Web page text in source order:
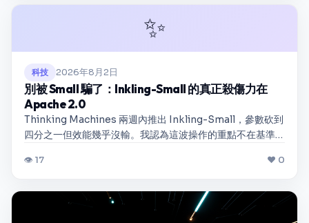
✨
科技 2026年8月2日
別被 Small 騙了：Inkling-Small 的真正殺傷力在
Apache 2.0
Thinking Machines 兩週內推出 Inkling-Small，參數砍到
四分之一但效能幾乎沒輸。我認為這波操作的重點不在基準
及他們把模型訓練變成標準化流水線的工業化野心。
👁 17 ❤ 0